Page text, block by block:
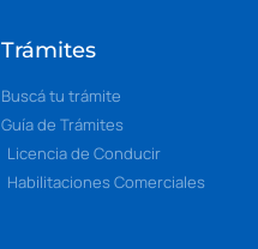
Trámites
Buscá tu trámite
Guía de Trámites
Licencia de Conducir
Habilitaciones Comerciales